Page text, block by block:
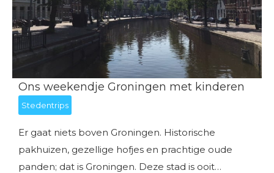
Ons weekendje Groningen met kinderen
Stedentrips
Er gaat niets boven Groningen. Historische
pakhuizen, gezellige hofjes en prachtige oude
panden; dat is Groningen. Deze stad is ooit…